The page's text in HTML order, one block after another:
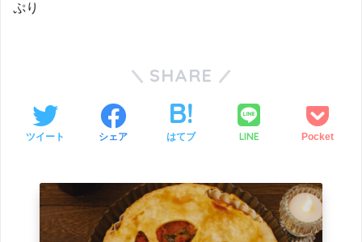
ぷり
SHARE
ツイート シェア はてブ LINE Pocket